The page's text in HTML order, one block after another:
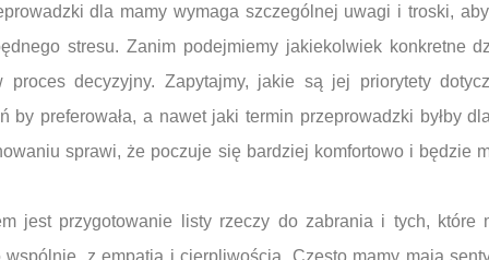
dla mamy wymaga szczególnej uwagi i troski, aby
stresu. Zanim podejmiemy jakiekolwiek konkretne
proces decyzyjny. Zapytajmy, jakie są jej priorytety
by preferowała, a nawet jaki termin przeprowadzki byłby
sprawi, że poczuje się bardziej komfortowo i będzie
jest przygotowanie listy rzeczy do zabrania i tych, które
wspólnie, z empatią i cierpliwością. Często mamy mają